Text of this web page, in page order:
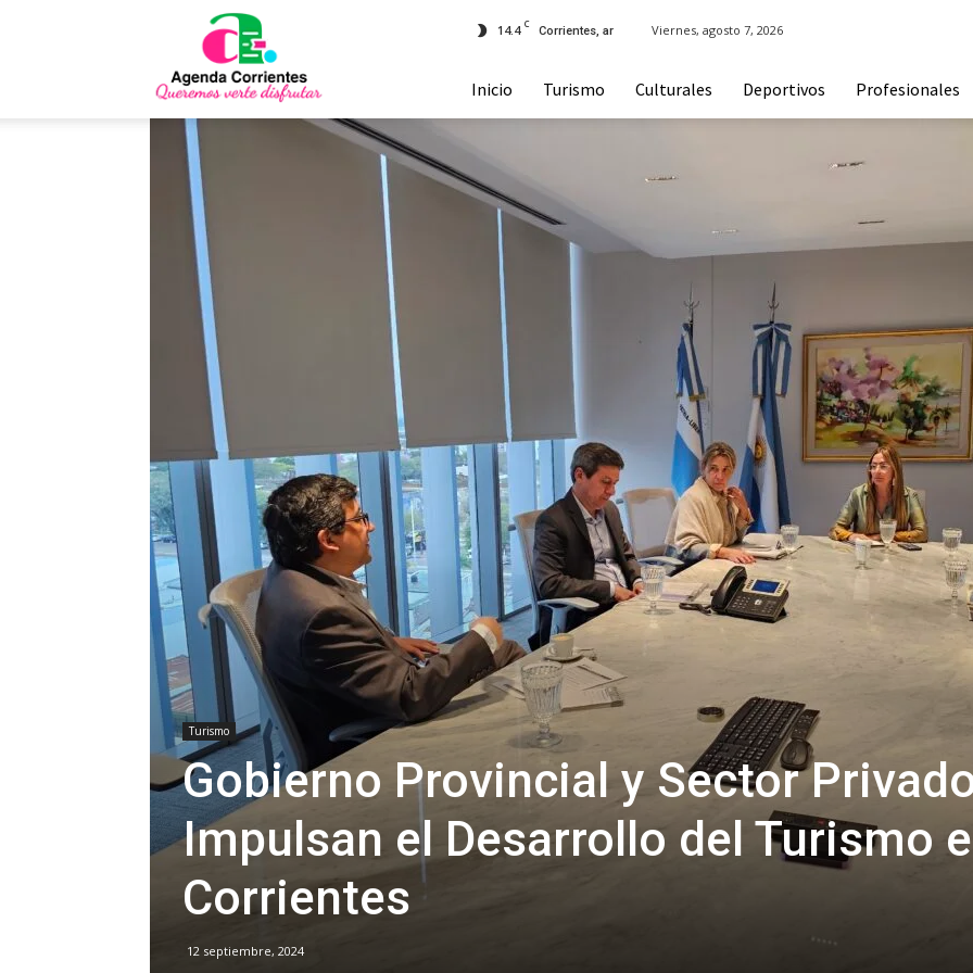
Corrientes
14.4 C
Corrientes, ar Viernes, agosto 7, 2026
Inicio Turismo Culturales Deportivos Profesionales
Turismo
Gobierno Provincial y Sector
Impulsan el Desarrollo del Turismo
Corrientes
12 septiembre, 2024